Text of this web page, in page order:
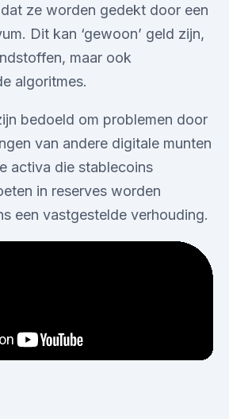
ze worden gedekt door een
Dit kan ‘gewoon’ geld zijn,
maar ook
algoritmes.
bedoeld om problemen door
van andere digitale munten
activa die stablecoins
in reserves worden
een vastgestelde verhouding.